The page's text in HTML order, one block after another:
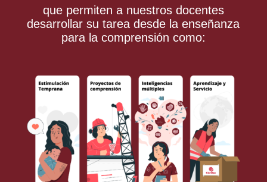
que permiten a nuestros docentes
desarrollar su tarea desde la enseñanza
para la comprensión como: